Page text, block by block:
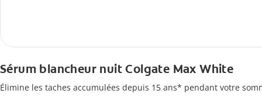
Sérum blancheur nuit Colgate Max White
Élimine les taches accumulées depuis 15 ans* pendant votre